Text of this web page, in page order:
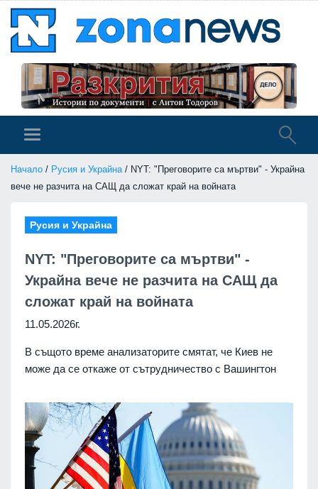
Начало / Русия и Украйна/ NYT: "Преговорите са мъртви" - Украйна
вече не разчита на САЩ да сложат край на войната
Русия и Украйна
NYT: "Преговорите са мъртви" -
Украйна вече не разчита на САЩ да
сложат край на войната
11.05.2026г.
В същото време анализаторите смятат, че Киев не
може да се откаже от сътрудничество с Вашингтон